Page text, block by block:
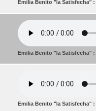
Emilia Benito "la Satisfecha"
Emilia Benito "la Satisfecha" :
Emilia Benito "la Satisfecha"